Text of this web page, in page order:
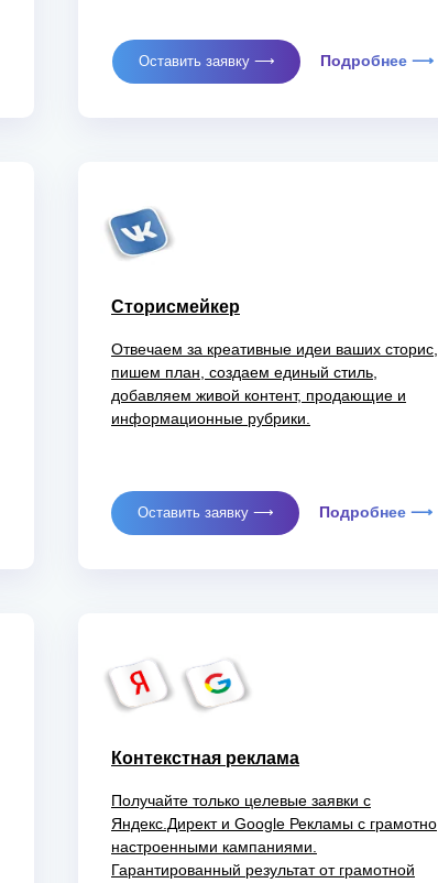
Подробнее ⟶
Оставить заявку ⟶
Контекстная реклама
Получайте только целевые заявки с
Яндекс.Директ и Google Рекламы с грамотно
настроенными кампаниями.
Гарантированный результат от грамотной
Сторисмейкер
Отвечаем за креативные идеи ваших сторис,
пишем план, создаем единый стиль,
добавляем живой контент, продающие и
информационные рубрики.
Подробнее ⟶
Оставить заявку ⟶